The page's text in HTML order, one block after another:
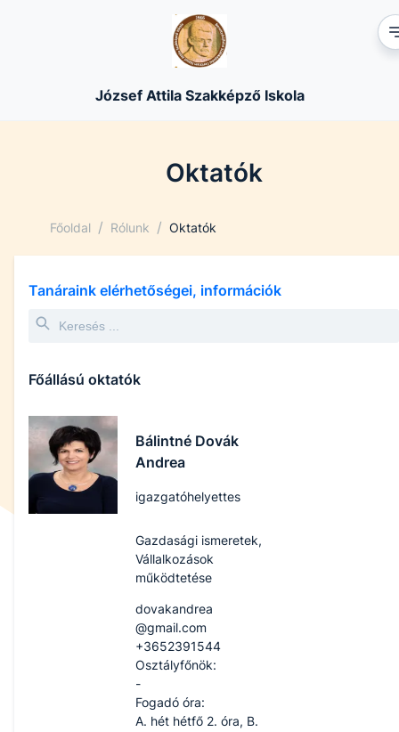
József Attila Szakképző Iskola
Oktatók
Főoldal / Rólunk / Oktatók
Tanáraink elérhetőségei, információk
Főállású oktatók
Bálintné Dovák
Andrea
igazgatóhelyettes
Gazdasági ismeretek,
Vállalkozások
működtetése
dovakandrea​​
@gmail.com
+3652391544
Osztályfőnök:
-
Fogadó óra:
A. hét hétfő 2. óra, B.